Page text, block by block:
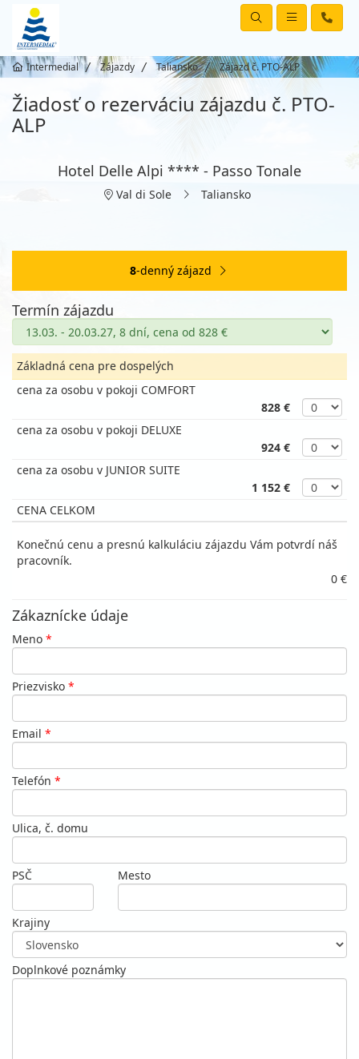
Intermedial Zájazdy Taliansko Zájazd č. PTO-ALP
Žiadosť o rezerváciu zájazdu č. PTO-
ALP
Hotel Delle Alpi **** - Passo Tonale
Val di Sole Taliansko
8-denný zájazd
Termín zájazdu
Základná cena pre dospelých
cena za osobu v pokoji COMFORT
828 €
cena za osobu v pokoji DELUXE
924 €
cena za osobu v JUNIOR SUITE
1 152 €
CENA CELKOM
Konečnú cenu a presnú kalkuláciu zájazdu Vám potvrdí náš
pracovník.
0 €
Zákaznícke údaje
Meno *
Priezvisko *
Email *
Telefón *
Ulica, č. domu
PSČ Mesto
Krajiny
Doplnkové poznámky